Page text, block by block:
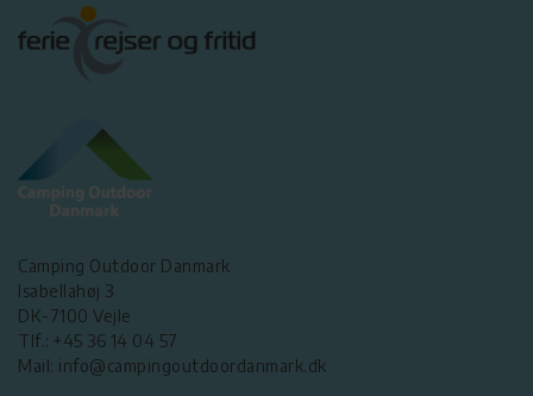
Camping Outdoor Danmark
Isabellahøj 3
DK-7100 Vejle
Tlf.: +45 36 14 04 57
Mail: info@campingoutdoordanmark.dk